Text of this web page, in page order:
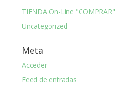
TIENDA On-Line "COMPRAR"
Uncategorized
Meta
Acceder
Feed de entradas